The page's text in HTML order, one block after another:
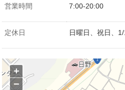
営業時間 7:00-20:00
定休日 日曜日、祝日、
+
−